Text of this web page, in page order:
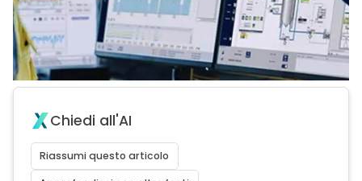
Chiedi all'AI
Riassumi questo articolo